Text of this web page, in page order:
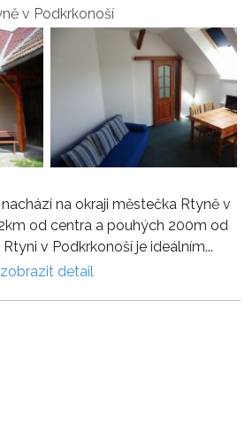
v Podkrkonoší
na okraji městečka Rtyně v
od centra a pouhých 200m od
v Podkrkonoší je ideálním...
zobrazit detail